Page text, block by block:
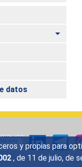
y propias para
, de 11 de julio, de
datos